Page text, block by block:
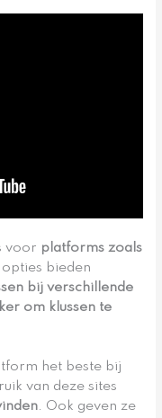
voor platforms zoals
opties bieden
bij verschillende
om klussen te
het beste bij
van deze sites
. Ook geven ze